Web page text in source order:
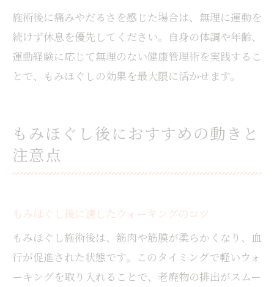
施術後に痛みやだるさを感じた場合は、無理に運動を
続けず休息を優先してください。自身の体調や年齢、
運動経験に応じて無理のない健康管理術を実践するこ
とで、もみほぐしの効果を最大限に活かせます。
もみほぐし後におすすめの動きと
注意点
もみほぐし後に適したウォーキングのコツ
もみほぐし施術後は、筋肉や筋膜が柔らかくなり、血
行が促進された状態です。このタイミングで軽いウォ
ーキングを取り入れることで、老廃物の排出がスムー